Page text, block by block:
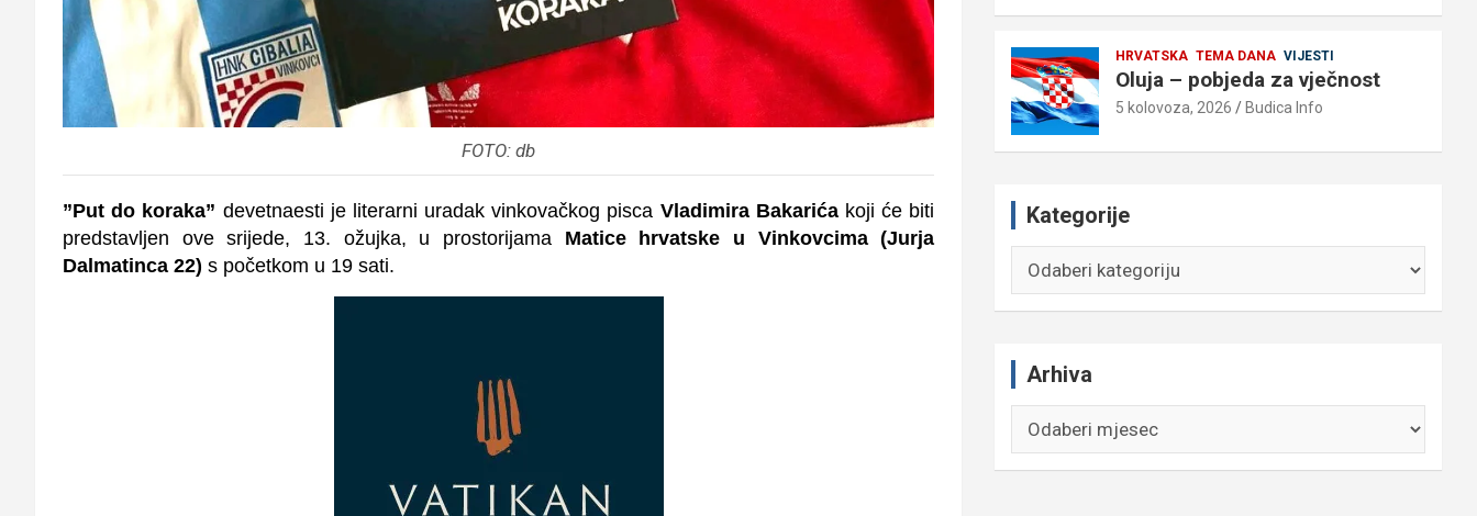
FOTO: db
”Put do koraka” devetnaesti je literarni uradak vinkovačkog pisca Vladimira Bakarićakoji će biti
predstavljen ove srijede, 13. ožujka, u prostorijama Matice hrvatske u Vinkovcima (Jurja
Dalmatinca 22) s početkom u 19 sati.
HRVATSKA TEMA DANA VIJESTI
Oluja – pobjeda za vječnost
5 kolovoza, 2026 Budica Info
Kategorije
Arhiva